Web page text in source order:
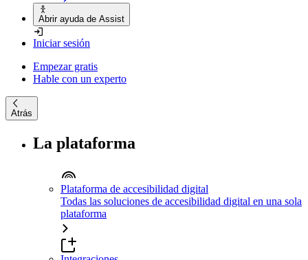
Abrir ayuda de Assist
Iniciar sesión
Empezar gratis
Hable con un experto
Atrás
La plataforma
Plataforma de accesibilidad digital
Todas las soluciones de accesibilidad digital en una sola
plataforma